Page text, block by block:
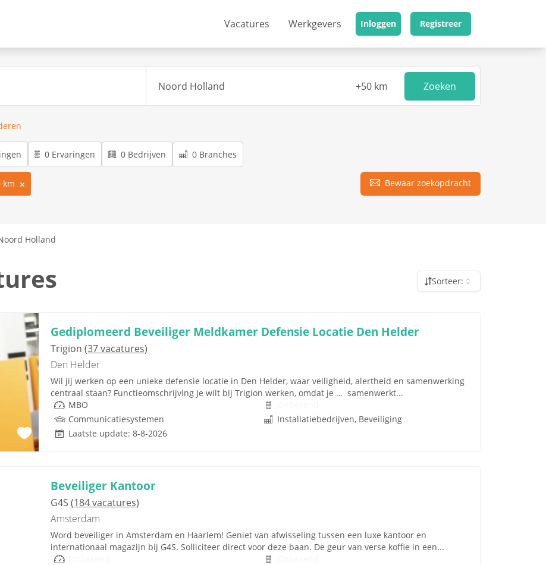
Vacatures Werkgevers Inloggen Registreer
Zoeken
0 Ervaringen 0 Bedrijven 0 Branches
km Bewaar zoekopdracht
Holland
Sorteer:
Gediplomeerd Beveiliger Meldkamer Defensie Locatie Den Helder
Trigion (37 vacatures)
Den Helder
Wil jij werken op een unieke defensie locatie in Den Helder, waar veiligheid, alertheid en samenwerking
centraal staan? Functieomschrijving Je wilt bij Trigion werken, omdat je … samenwerkt...
MBO
Communicatiesystemen
Installatiebedrijven, Beveiliging
Laatste update: 8-8-2026
Beveiliger Kantoor
G4S (184 vacatures)
Amsterdam
Word beveiliger in Amsterdam en Haarlem! Geniet van afwisseling tussen een luxe kantoor en
internationaal magazijn bij G4S. Solliciteer direct voor deze baan. De geur van verse koffie in een...